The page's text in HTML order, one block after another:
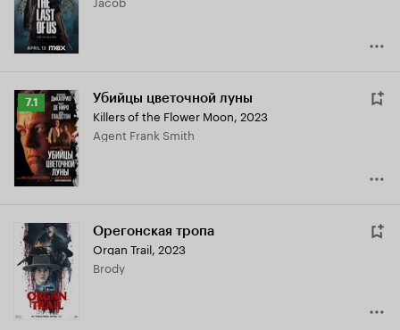
7.7
Рейтинг
Кинопоиска
7.1
7.1 Убийцы цветочной луны
Killers of the Flower Moon, 2023
Agent Frank Smith
Орегонская тропа
Organ Trail, 2023
Brody